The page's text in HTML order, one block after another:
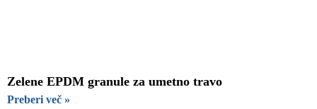
Zelene EPDM granule za umetno travo
Preberi več »